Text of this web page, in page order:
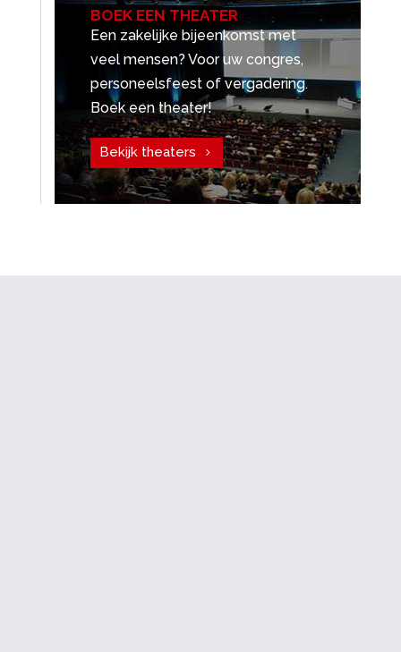
BOEK EEN THEATER
Een zakelijke bijeenkomst met
veel mensen? Voor uw congres,
personeelsfeest of vergadering.
Boek een theater!
Bekijk theaters